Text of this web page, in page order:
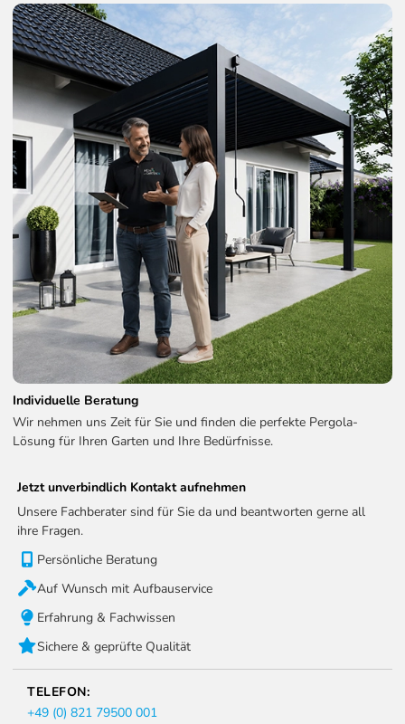
Individuelle Beratung
Wir nehmen uns Zeit für Sie und finden die perfekte Pergola-
Lösung für Ihren Garten und Ihre Bedürfnisse.
Jetzt unverbindlich Kontakt aufnehmen
Unsere Fachberater sind für Sie da und beantworten gerne all
ihre Fragen.
Persönliche Beratung
Auf Wunsch mit Aufbauservice
Erfahrung & Fachwissen
Sichere & geprüfte Qualität
TELEFON:
+49 (0) 821 79500 001